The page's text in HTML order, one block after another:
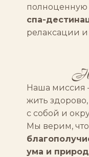
полноценную
спа-
релаксации
Наша миссия
жить
с собой и
Мы верим, что
ума и